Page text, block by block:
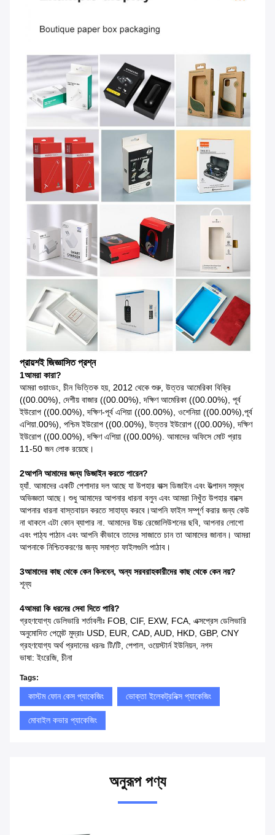
প্রায়শই জিজ্ঞাসিত প্রশ্ন
1আমরা কারা?
আমরা গুয়াংডং, চীন ভিত্তিক হয়, 2012 থেকে শুরু, উত্তর আমেরিকা বিক্রি
((00.00%), দেশীয় বাজার ((00.00%), দক্ষিণ আমেরিকা ((00.00%), পূর্ব
ইউরোপ ((00.00%), দক্ষিণ-পূর্ব এশিয়া ((00.00%), ওশেনিয়া ((00.00%),পূর্ব
এশিয়া.00%), পশ্চিম ইউরোপ ((00.00%), উত্তর ইউরোপ ((00.00%), দক্ষিণ
ইউরোপ ((00.00%), দক্ষিণ এশিয়া ((00.00%). আমাদের অফিসে মোট প্রায়
11-50 জন লোক রয়েছে।
2আপনি আমাদের জন্য ডিজাইন করতে পারেন?
হ্যাঁ. আমাদের একটি পেশাদার দল আছে যা উপহার বাক্স ডিজাইন এবং উত্পাদন সমৃদ্ধ
অভিজ্ঞতা আছে। শুধু আমাদের আপনার ধারনা বলুন এবং আমরা নিখুঁত উপহার বাক্সে
আপনার ধারনা বাস্তবায়ন করতে সাহায্য করবে।আপনি ফাইল সম্পূর্ণ করার জন্য কেউ
না থাকলে এটা কোন ব্যাপার না. আমাদের উচ্চ রেজোলিউশনের ছবি, আপনার লোগো
এবং পাঠ্য পাঠান এবং আপনি কীভাবে তাদের সাজাতে চান তা আমাদের জানান। আমরা
আপনাকে নিশ্চিতকরণের জন্য সমাপ্ত ফাইলগুলি পাঠাব।
3আমাদের কাছ থেকে কেন কিনবেন, অন্য সরবরাহকারীদের কাছ থেকে কেন নয়?
শূন্য
4আমরা কি ধরনের সেবা দিতে পারি?
গ্রহণযোগ্য ডেলিভারি শর্তাবলীঃ FOB, CIF, EXW, FCA, এক্সপ্রেস ডেলিভারি
অনুমোদিত পেমেন্ট মুদ্রাঃ USD, EUR, CAD, AUD, HKD, GBP, CNY
গ্রহণযোগ্য অর্থ প্রদানের ধরনঃ টি/টি, পেপাল, ওয়েস্টার্ন ইউনিয়ন, নগদ
ভাষা: ইংরেজি, চীনা
Tags:
কাস্টম ফোন কেস প্যাকেজিং ভোক্তা ইলেকট্রনিক্স প্যাকেজিং
মোবাইল কভার প্যাকেজিং
অনুরূপ পণ্য